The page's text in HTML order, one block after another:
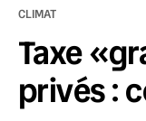
CLIMAT
Taxe
privés :